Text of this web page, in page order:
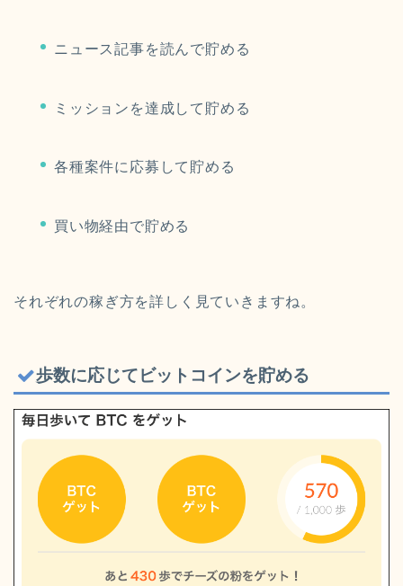
ニュース記事を読んで貯める
ミッションを達成して貯める
各種案件に応募して貯める
買い物経由で貯める
それぞれの稼ぎ方を詳しく見ていきますね。
歩数に応じてビットコインを貯める